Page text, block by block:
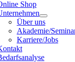
Shop
Über uns
Akademie/
Karriere/Jobs